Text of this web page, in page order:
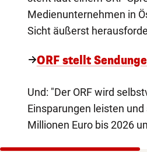
Medienunternehmen in
Sicht äußerst
ORF stellt
Und: "Der ORF wird
Einsparungen leisten
Millionen Euro bis 2026